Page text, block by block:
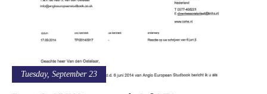
Tuesday, September 23